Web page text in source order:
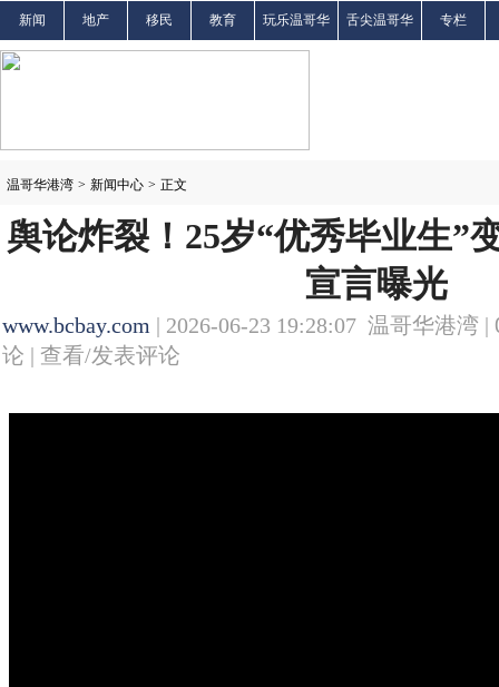
新闻 地产 移民 教育 玩乐温哥华 舌尖温哥华 专栏
温哥华港湾 > 新闻中心 > 正文
舆论炸裂！25岁“优秀毕业生”
宣言曝光
www.bcbay.com | 2026-06-23 19:28:07 温哥华港湾 |
论 | 查看/发表评论